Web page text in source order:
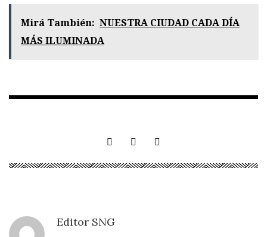
Mirá También: NUESTRA CIUDAD CADA DÍA
MÁS ILUMINADA
Editor SNG